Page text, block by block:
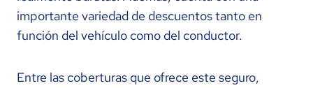
importante variedad de descuentos tanto en
función del vehículo como del conductor.
Entre las coberturas que ofrece este seguro,